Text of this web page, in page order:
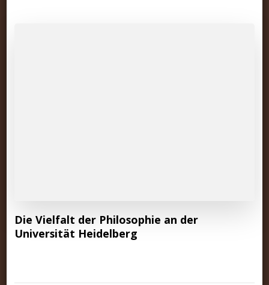
Die Vielfalt der Philosophie an der
Universität Heidelberg